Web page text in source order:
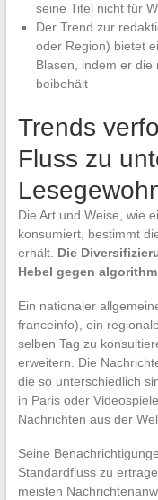
seine Titel nicht für
Der Trend zur
oder Region) bietet
Blasen, indem er die
beibehält
Trends
Fluss zu
Die Art und Weise, wie
konsumiert, bestimmt
erhält. Die
Hebel gegen
Ein nationaler
franceinfo), ein
selben Tag zu
erweitern. Die
die so unterschiedlich
in Paris oder
Nachrichten aus der
Seine
Standardfluss zu
meisten